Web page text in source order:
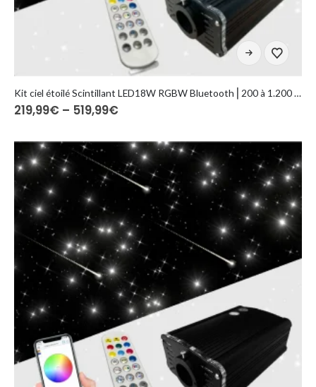
Ten
produkt
wiele
można
wybrać
na
stronie
produktu
Kit ciel étoilé Scintillant LED18W RGBW Bluetooth ⎜200 à 1.200 fibres optiques
219,99€ – 519,99€
219,99€
do
519,99€